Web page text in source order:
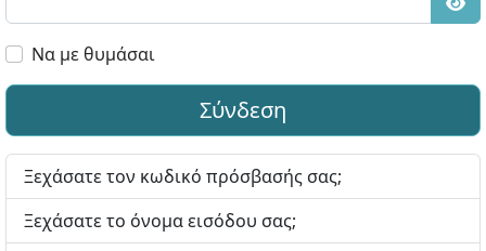
Να με θυμάσαι
Σύνδεση
Ξεχάσατε τον κωδικό πρόσβασής σας;
Ξεχάσατε το όνομα εισόδου σας;